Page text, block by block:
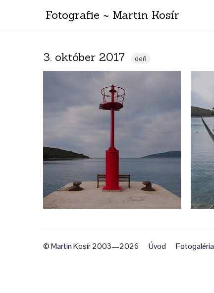
Fotografie ~ Martin Kosír
3. október 2017 deň
© Martin Kosír 2003—2026 Úvod Fotogaléria